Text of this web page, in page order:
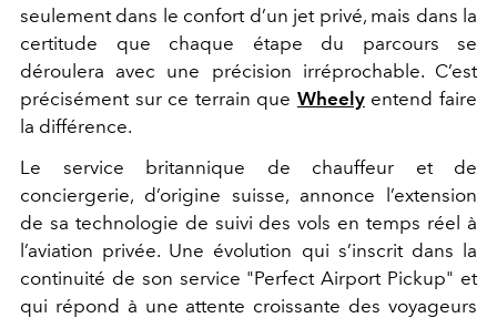
seulement dans le confort d’un jet privé, mais dans la
certitude que chaque étape du parcours se
déroulera avec une précision irréprochable. C’est
précisément sur ce terrain que Wheelyentend faire
la différence.
Le service britannique de chauffeur et de
conciergerie, d’origine suisse, annonce l’extension
de sa technologie de suivi des vols en temps réel à
l’aviation privée. Une évolution qui s’inscrit dans la
continuité de son service "Perfect Airport Pickup" et
qui répond à une attente croissante des voyageurs